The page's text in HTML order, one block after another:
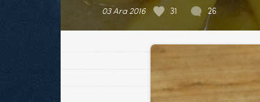
03 Ara 2016 31 26